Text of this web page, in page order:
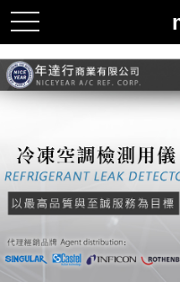
toggle
navigation